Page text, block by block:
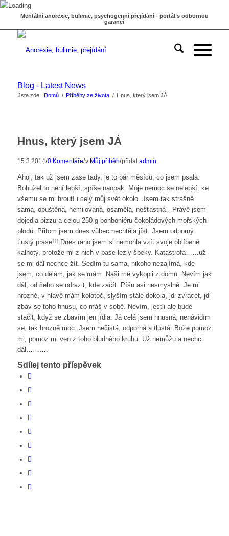
Mentální anorexie, bulimie, psychogenní přejídání - portál s odbornou
garancí
Blog - Latest News
Jste zde: Domů / Příběhy ze života / Hnus, který jsem JÁ
Hnus, který jsem JÁ
15.3.2014/0 Komentáře/v Můj příběh/přidal admin
Ahoj, tak už jsem zase tady, je to pár měsíců, co jsem psala.
Bohužel to není lepší, spíše naopak. Moje nemoc se nelepší, ke
všemu se mi hroutí i celý můj svět okolo. Jsem tak strašně
sama, opuštěná, nemilovaná, osamělá, nešťastná…Právě jsem
dojedla pizzu a celou 250 g bonboniéru čokoládových mořských
plodů. Přitom jsem dnes vůbec nechtěla jíst. Jsem odporný
tlustý prase!!! Dnes ráno jsem si nemohla vzít svoje oblíbené
kalhoty, protože mi z nich v pase lezly špeky. Katastrofa……už
se mi dál nechce žít. Sedím tu sama, nikoho nezajímá, kde
jsem, co dělám, jak se mám. Naši mě vykopli z domu. Nevím jak
dál, od čeho se odrazit, kde začít. Píšu asi nesmyslně. Je mi
hrozně, v hlavě mám kolotoč, slyším stále dokola, jdi zvracet, jdi
zbav se toho hnusu, co máš v sobě. Nevím, jestli ale bude
stačit, když se zbavím jen jídla. Já celá jsem hnusná, nenávidím
se, tak hrozně moc. Jsem nečistá, odporná a tlustá. Bože pomoz
mi, pomoz mi ven z toho bludného kruhu. Už nemůžu a nechci
dál……….
Sdílej tento příspěvek